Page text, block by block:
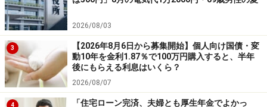
2026/08/03
3
【2026年8月6日から募集開始】個人向け国債・変
動10年を金利1.87％で100万円購入すると、半年
後にもらえる利息はいくら？
2026/08/07
4
「住宅ローン完済、夫婦とも厚生年金でよかっ